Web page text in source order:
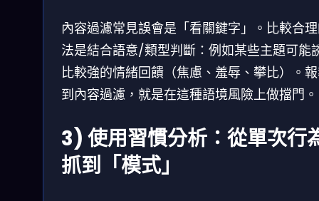
內容過濾常見誤會是「看關鍵字」。比較合
法是結合語意/類型判斷：例如某些主題可能
比較強的情緒回饋（焦慮、羞辱、攀比）。
到內容過濾，就是在這種語境風險上做擋門。
3) 使用習慣分析：從單次行
抓到「模式」